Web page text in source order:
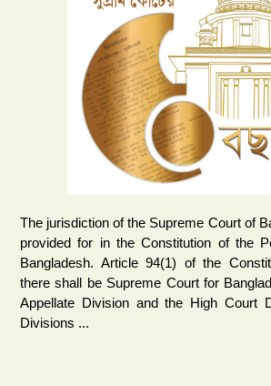
The jurisdiction of the Supreme Court of
provided for in the Constitution of the
Bangladesh. Article 94(1) of the
there shall be Supreme Court for
Appellate Division and the High Court
Divisions ...